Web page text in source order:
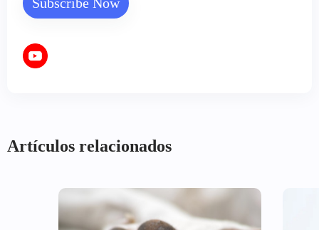
Artículos relacionados